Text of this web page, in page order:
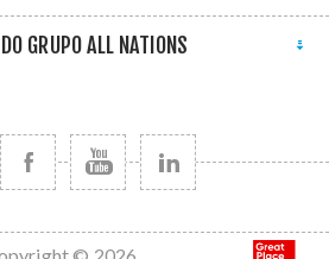
GRUPO ALL NATIONS